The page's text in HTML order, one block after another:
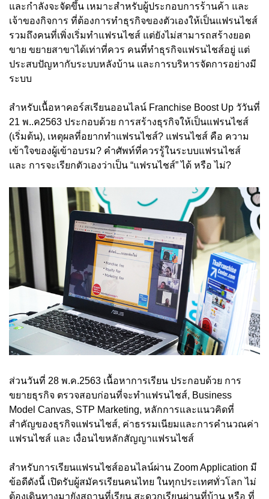
และกำลังจะจัดขึ้น เหมาะสำหรับผู้ประกอบการร้านค้า และ
เจ้าของกิจการ ที่ต้องการทำธุรกิจของตัวเองให้เป็นแฟรนไชส์
รวมถึงคนที่เพิ่งเริ่มทำแฟรนไชส์ แต่ยังไม่สามารถสร้างยอด
ขาย ขยายสาขาได้เท่าที่ควร คนที่ทำธุรกิจแฟรนไชส์อยู่ แต่
ประสบปัญหากับระบบหลังบ้าน และการบริหารจัดการอย่างมี
ระบบ
สำหรับเนื้อหาคอร์สเรียนออนไลน์ Franchise Boost Up วัวันที่
21 พ..ค2563 ประกอบด้วย การสร้างธุรกิจให้เป็นแฟรนไชส์
(เริ่มต้น), เหตุผลที่อยากทำแฟรนไชส์? แฟรนไชส์ คือ ความ
เข้าใจของผู้เข้าอบรม? คำศัพท์ที่ควรรู้ในระบบแฟรนไชส์
และ การจะเรียกตัวเองว่าเป็น “แฟรนไชส์” ได้ หรือ ไม่?
ส่วนวันที่ 28 พ.ค.2563 เนื้อหาการเรียน ประกอบด้วย การ
ขยายธุรกิจ ตรวจสอบก่อนที่จะทำแฟรนไชส์, Business
Model Canvas, STP Marketing, หลักการและแนวคิดที่
สำคัญของธุรกิจแฟรนไชส์, ค่าธรรมเนียมและการคำนวณค่า
แฟรนไชส์ และ เงื่อนไขหลักสัญญาแฟรนไชส์
สำหรับการเรียนแฟรนไชส์ออนไลน์ผ่าน Zoom Application มี
ข้อดีดังนี้ เปิดรับผู้สมัครเรียนคนไทย ในทุกประเทศทั่วโลก ไม่
ต้องเดินทางมายังสถานที่เรียน สะดวกเรียนผ่านที่บ้าน หรือ ที่